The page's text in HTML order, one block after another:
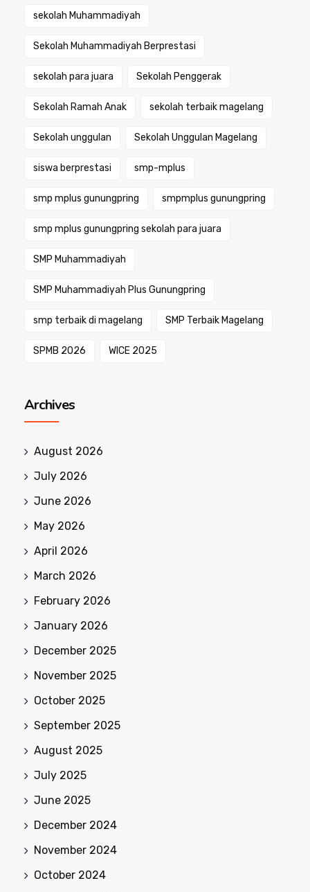
sekolah Muhammadiyah
Sekolah Muhammadiyah Berprestasi
sekolah para juara Sekolah Penggerak
Sekolah Ramah Anak sekolah terbaik magelang
Sekolah unggulan Sekolah Unggulan Magelang
siswa berprestasi smp-mplus
smp mplus gunungpring smpmplus gunungpring
smp mplus gunungpring sekolah para juara
SMP Muhammadiyah
SMP Muhammadiyah Plus Gunungpring
smp terbaik di magelang SMP Terbaik Magelang
SPMB 2026 WICE 2025
Archives
August 2026
July 2026
June 2026
May 2026
April 2026
March 2026
February 2026
January 2026
December 2025
November 2025
October 2025
September 2025
August 2025
July 2025
June 2025
December 2024
November 2024
October 2024